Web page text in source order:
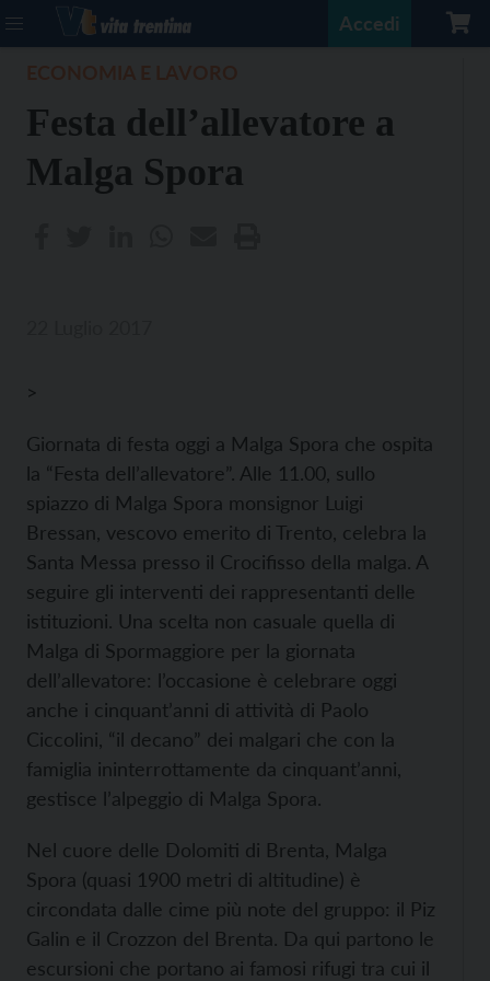
Accedi
Festa dell’allevatore a
Malga Spora
>
Giornata di festa oggi a Malga Spora che ospita
la “Festa dell’allevatore”. Alle 11.00, sullo
spiazzo di Malga Spora monsignor Luigi
Bressan, vescovo emerito di Trento, celebra la
Santa Messa presso il Crocifisso della malga. A
seguire gli interventi dei rappresentanti delle
istituzioni. Una scelta non casuale quella di
Malga di Spormaggiore per la giornata
dell’allevatore: l’occasione è celebrare oggi
anche i cinquant’anni di attività di Paolo
Ciccolini, “il decano” dei malgari che con la
famiglia ininterrottamente da cinquant’anni,
gestisce l’alpeggio di Malga Spora.
Nel cuore delle Dolomiti di Brenta, Malga
Spora (quasi 1900 metri di altitudine) è
circondata dalle cime più note del gruppo: il Piz
Galin e il Crozzon del Brenta. Da qui partono le
escursioni che portano ai famosi rifugi tra cui il